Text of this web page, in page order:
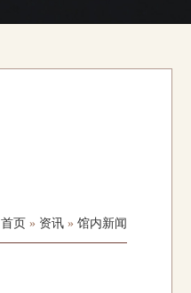
首页 » 资讯 » 馆内新闻